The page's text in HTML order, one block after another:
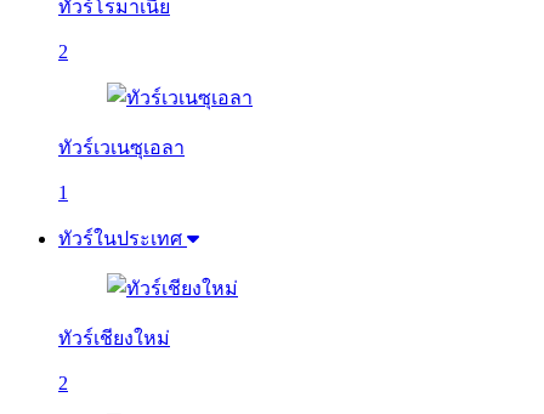
ทัวร์โรมาเนีย
2
ทัวร์เวเนซุเอลา
1
ทัวร์ในประเทศ
ทัวร์เชียงใหม่
2